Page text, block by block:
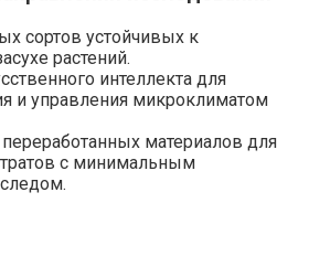
сортов устойчивых к
растений.
интеллекта для
и управления микроклиматом
материалов для
с минимальным